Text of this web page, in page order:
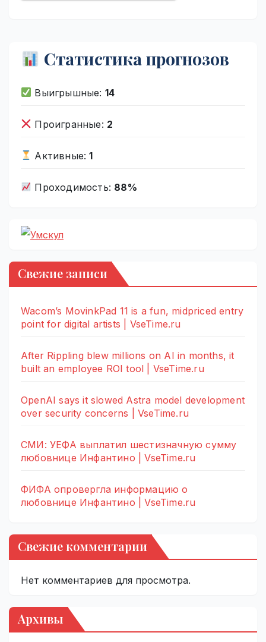
Статистика прогнозов
Выигрышные: 14
Проигранные: 2
Активные:1
Проходимость: 88%
Свежие записи
Wacom’s MovinkPad 11 is a fun, midpriced entry
point for digital artists | VseTime.ru
After Rippling blew millions on AI in months, it
built an employee ROI tool | VseTime.ru
OpenAI says it slowed Astra model development
over security concerns | VseTime.ru
СМИ: УЕФА выплатил шестизначную сумму
любовнице Инфантино | VseTime.ru
ФИФА опровергла информацию о
любовнице Инфантино | VseTime.ru
Свежие комментарии
Нет комментариев для просмотра.
Архивы